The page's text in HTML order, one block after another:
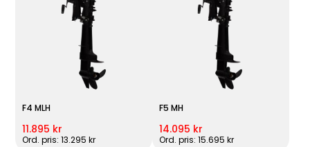
F4 MLH
11.895 kr
Ord. pris: 13.295 kr
F5 MH
14.095 kr
Ord. pris: 15.695 kr